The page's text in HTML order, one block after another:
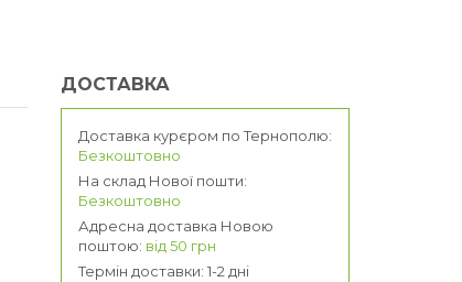
ДОСТАВКА
Доставка курєром по Тернополю:
Безкоштовно
На склад Нової пошти:
Безкоштовно
Адресна доставка Новою
поштою: від 50 грн
Термін доставки: 1-2 дні